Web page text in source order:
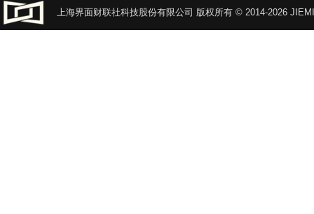
上海界面财联社科技股份有限公司 版权所有 © 2014-2026